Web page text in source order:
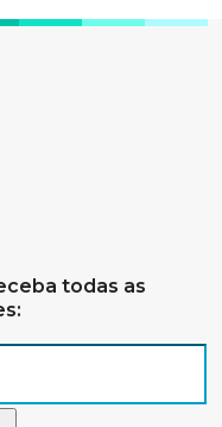
todas as